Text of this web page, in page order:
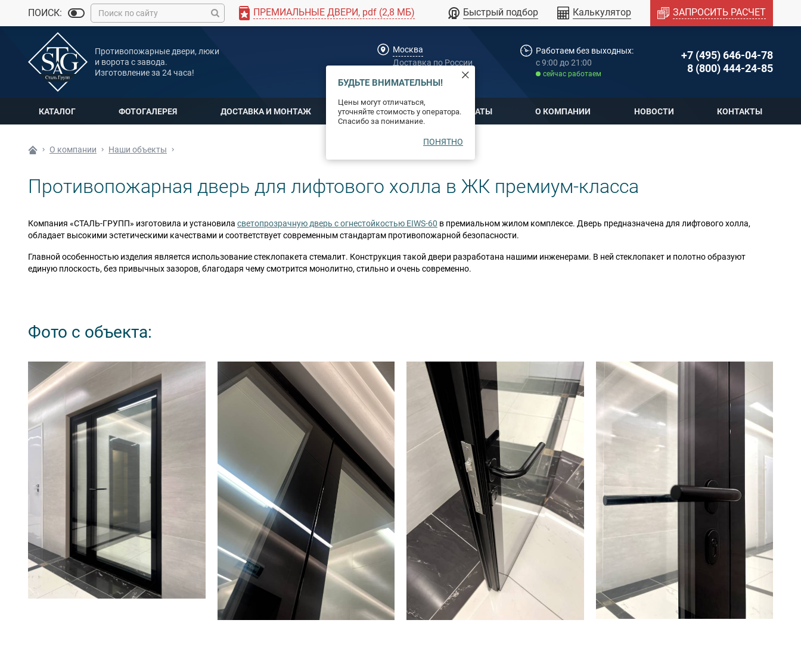
ПОИСК: ПРЕМИАЛЬНЫЕ ДВЕРИ, pdf (2,8 МБ) Быстрый подбор Калькулятор ЗАПРОСИТЬ РАСЧЕТ
Противопожарные двери, люки
и ворота с завода.
Изготовление за 24 часа!
Москва
Доставка по России
Работаем без выходных:
c 9:00 до 21:00
cейчас работаем
+7 (495) 646-04-78
8 (800) 444-24-85
КАТАЛОГ ФОТОГАЛЕРЕЯ ДОСТАВКА И МОНТАЖ ОПЛАТА СЕРТИФИКАТЫ О КОМПАНИИ НОВОСТИ КОНТАКТЫ
БУДЬТЕ ВНИМАТЕЛЬНЫ!
Цены могут отличаться,
уточняйте стоимость у оператора.
Спасибо за понимание.
ПОНЯТНО
О компании
Наши объекты
Противопожарная дверь для лифтового холла в ЖК премиум-класса
Компания «СТАЛЬ-ГРУПП» изготовила и установила светопрозрачную дверь с огнестойкостью EIWS-60 в премиальном жилом комплексе. Дверь предназначена для лифтового холла,
обладает высокими эстетическими качествами и соответствует современным стандартам противопожарной безопасности.
Главной особенностью изделия является использование стеклопакета стемалит. Конструкция такой двери разработана нашими инженерами. В ней стеклопакет и полотно образуют
единую плоскость, без привычных зазоров, благодаря чему смотрится монолитно, стильно и очень современно.
Фото с объекта:
MAX
Мы онлайн